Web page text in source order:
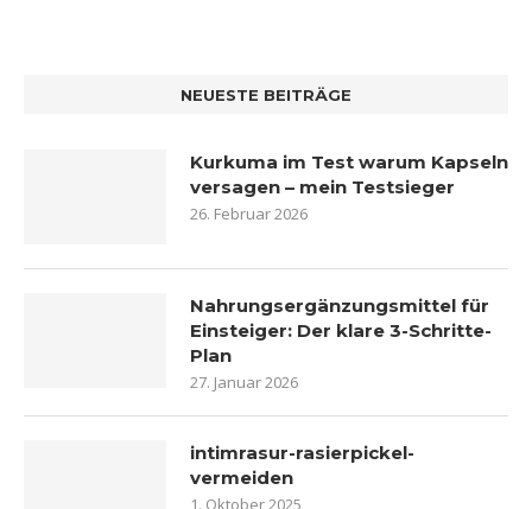
NEUESTE BEITRÄGE
Kurkuma im Test warum Kapseln
versagen – mein Testsieger
26. Februar 2026
Nahrungsergänzungsmittel für
Einsteiger: Der klare 3-Schritte-
Plan
27. Januar 2026
intimrasur-rasierpickel-
vermeiden
1. Oktober 2025